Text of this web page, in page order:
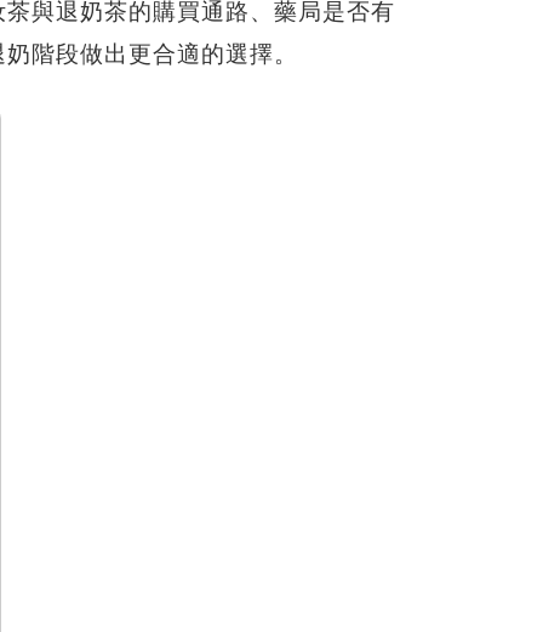
與退奶茶的購買通路、藥局是否有
階段做出更合適的選擇。